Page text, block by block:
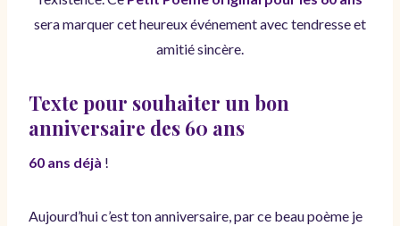
sera marquer cet heureux événement avec tendresse et
amitié sincère.
Texte pour souhaiter un bon
anniversaire des 60 ans
60 ans déjà !
Aujourd’hui c’est ton anniversaire, par ce beau poème je